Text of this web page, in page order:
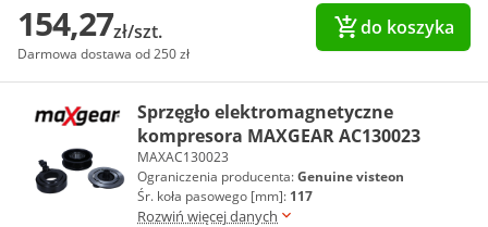
154,27zł/szt.
Darmowa dostawa od 250 zł
do koszyka
Sprzęgło elektromagnetyczne
kompresora MAXGEAR AC130023
MAXAC130023
Ograniczenia producenta:Genuine visteon
Śr. koła pasowego [mm]: 117
Rozwiń więcej danych